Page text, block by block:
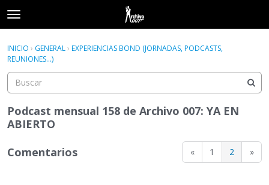
t
o
g
g
l
e
m
e
n
Acceder Registrarse
Categorías
Hilos
Acceder Registrarse
INICIO › GENERAL› EXPERIENCIAS BOND (JORNADAS, PODCASTS,
REUNIONES...)
Podcast mensual 158 de Archivo 007: YA EN
ABIERTO
« 1 2 »
Comentarios